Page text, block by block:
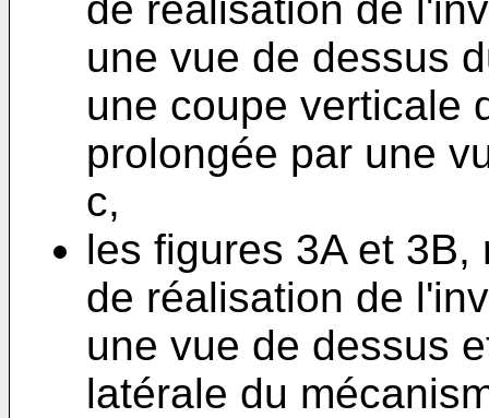
une vue de dessus
une coupe verticale
prolongée par une
c,
les figures 3A et
de réalisation de
une vue de dessus
latérale du